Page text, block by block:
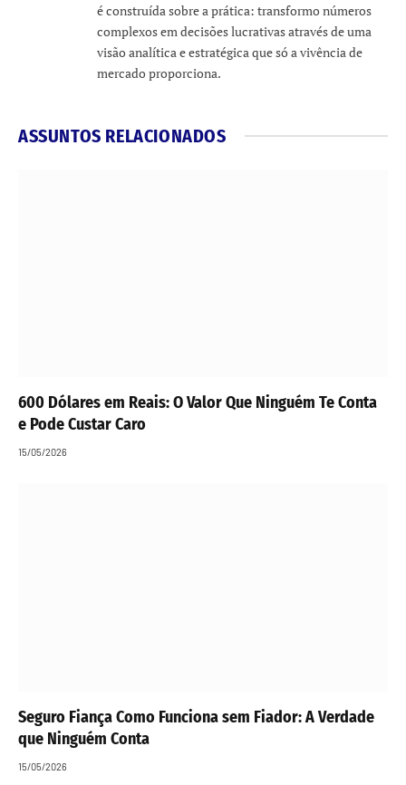
é construída sobre a prática: transformo números
complexos em decisões lucrativas através de uma
visão analítica e estratégica que só a vivência de
mercado proporciona.
ASSUNTOS RELACIONADOS
600 Dólares em Reais: O Valor Que Ninguém Te Conta
e Pode Custar Caro
15/05/2026
Seguro Fiança Como Funciona sem Fiador: A Verdade
que Ninguém Conta
15/05/2026